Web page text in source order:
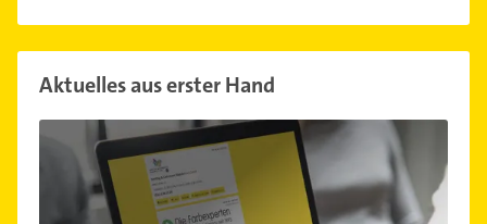
Aktuelles aus erster Hand